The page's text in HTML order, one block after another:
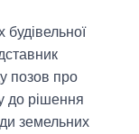
будівельної
позов про
до рішення
земельних